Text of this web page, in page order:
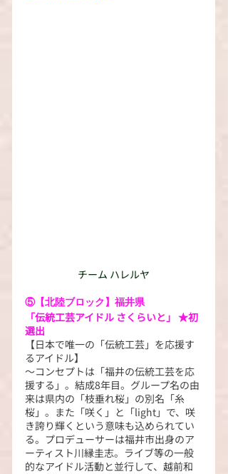
チーム ハレルヤ
⑤【北陸ブロック】福井県
「伝統工芸アイドル さくらいと」 ★初
選出
【日本で唯一の「伝統工芸」を応援す
るアイドル】
～コンセプトは「福井の伝統工芸を応
援する」。結成8年目。グループ名の由
来は県内の「枝垂れ桜」の別名「糸
桜」。また「咲く」と「light」で、咲
き誇り輝くという意味も込められてい
る。プロデューサーは福井市出身のア
ーティスト川縁圭志。ライブ等の一般
的なアイドル活動と並行して、越前和